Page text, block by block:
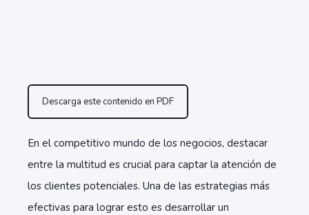
Descarga este contenido en PDF
En el competitivo mundo de los negocios, destacar
entre la multitud es crucial para captar la atención de
los clientes potenciales. Una de las estrategias más
efectivas para lograr esto es desarrollar un